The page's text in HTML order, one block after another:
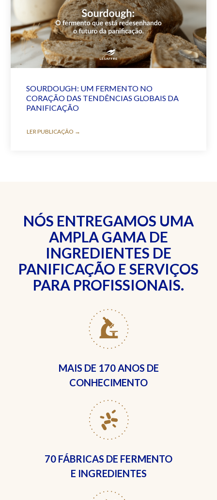
SOURDOUGH: UM FERMENTO NO
CORAÇÃO DAS TENDÊNCIAS GLOBAIS DA
PANIFICAÇÃO
LER PUBLICAÇÃO →
NÓS ENTREGAMOS UMA
AMPLA GAMA DE
INGREDIENTES DE
PANIFICAÇÃO E SERVIÇOS
PARA PROFISSIONAIS.
MAIS DE 170 ANOS DE
CONHECIMENTO
70 FÁBRICAS DE FERMENTO
E INGREDIENTES